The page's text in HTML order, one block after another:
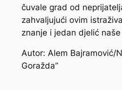
čuvale grad od
zahvaljujući ovim
znanje i jedan djelić
Autor: Alem Bajramović/
Goražda”